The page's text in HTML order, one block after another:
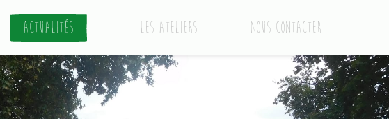
Actualités Les ateliers Nous contacter